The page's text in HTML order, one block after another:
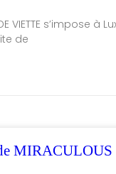
VIETTE s’impose à
de